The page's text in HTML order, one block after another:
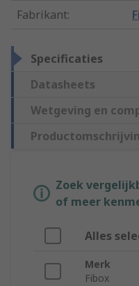
Fabrikant:
Specificaties
Datasheets
Wetgeving en
Zoek
of meer
Alles
Merk
Fibox